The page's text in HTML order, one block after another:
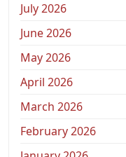
July 2026
June 2026
May 2026
April 2026
March 2026
February 2026